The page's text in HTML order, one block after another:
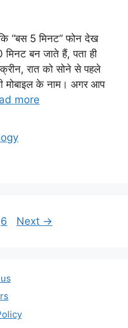
“बस 5 मिनट” फोन देख
बन जाते हैं, पता ही
रात को सोने से पहले
मोबाइल के नाम। अगर आप
more
Page
6 Next →